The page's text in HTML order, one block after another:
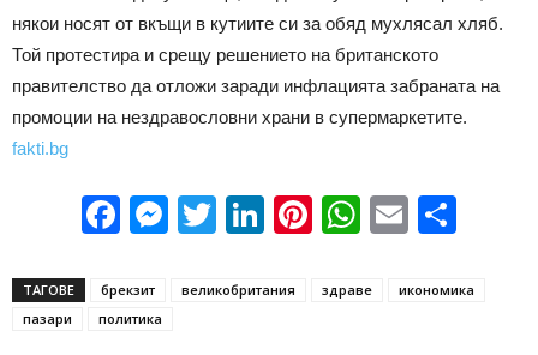
някои носят от вкъщи в кутиите си за обяд мухлясал хляб.
Той протестира и срещу решението на британското
правителство да отложи заради инфлацията забраната на
промоции на нездравословни храни в супермаркетите.
fakti.bg
Facebook
Messenger
Twitter
LinkedIn
Pinterest
WhatsApp
Email
ТАГОВЕ брекзит великобритания здраве
икономика
пазари
политика